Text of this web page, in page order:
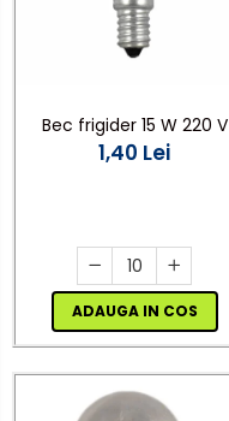
Bec frigider 15 W 220 V
1,40 Lei
ADAUGA IN COS